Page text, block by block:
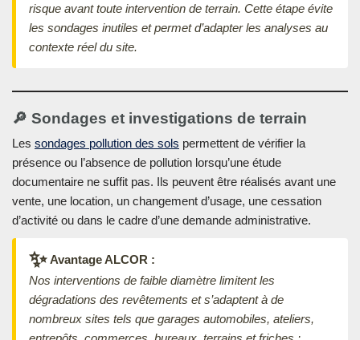
risque avant toute intervention de terrain. Cette étape évite
les sondages inutiles et permet d’adapter les analyses au
contexte réel du site.
🔎 Sondages et investigations de terrain
Les sondages pollution des sols permettent de vérifier la
présence ou l’absence de pollution lorsqu’une étude
documentaire ne suffit pas. Ils peuvent être réalisés avant une
vente, une location, un changement d’usage, une cessation
d’activité ou dans le cadre d’une demande administrative.
✨ Avantage ALCOR :
Nos interventions de faible diamètre limitent les
dégradations des revêtements et s’adaptent à de
nombreux sites tels que garages automobiles, ateliers,